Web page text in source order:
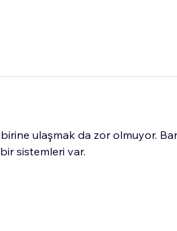
ulaşmak da zor olmuyor.
sistemleri var.